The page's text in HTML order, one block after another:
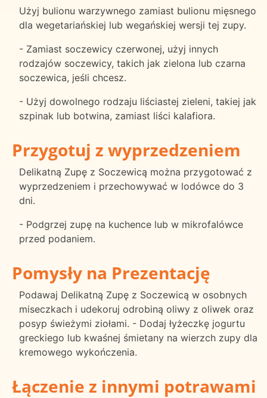
Użyj bulionu warzywnego zamiast bulionu mięsnego
dla wegetariańskiej lub wegańskiej wersji tej zupy.
- Zamiast soczewicy czerwonej, użyj innych
rodzajów soczewicy, takich jak zielona lub czarna
soczewica, jeśli chcesz.
- Użyj dowolnego rodzaju liściastej zieleni, takiej jak
szpinak lub botwina, zamiast liści kalafiora.
Przygotuj z wyprzedzeniem
Delikatną Zupę z Soczewicą można przygotować z
wyprzedzeniem i przechowywać w lodówce do 3
dni.
- Podgrzej zupę na kuchence lub w mikrofalówce
przed podaniem.
Pomysły na Prezentację
Podawaj Delikatną Zupę z Soczewicą w osobnych
miseczkach i udekoruj odrobiną oliwy z oliwek oraz
posyp świeżymi ziołami. - Dodaj łyżeczkę jogurtu
greckiego lub kwaśnej śmietany na wierzch zupy dla
kremowego wykończenia.
Łączenie z innymi potrawami